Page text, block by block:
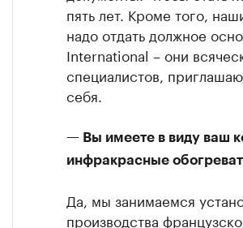
пять лет. Кроме того,
надо отдать должное
International – они
специалистов,
себя.
— Вы имеете в виду ваш
инфракрасные
Да, мы занимаемся
производства